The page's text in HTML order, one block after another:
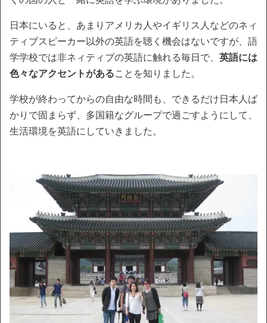
日本にいると、あまりアメリカ人やイギリス人などのネィ
ティブスピーカー以外の英語を聴く機会はないですが、語
学学校では非ネィティブの英語に触れる毎日で、 英語には
色々なアクセントがあることを知りました。
学校が終わってからの自由な時間も、できるだけ日本人ば
かりで固まらず、多国籍なグループで過ごすようにして、
生活環境を英語にしていきました。